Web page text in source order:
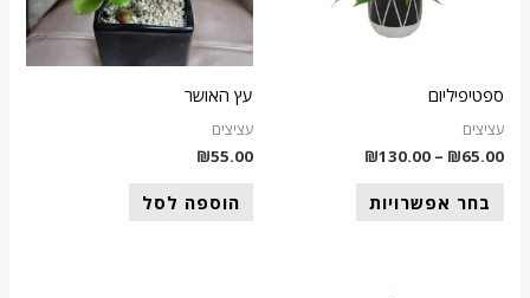
ספטיפיליום
עציצים
₪65.00
–
₪130.00
בחר אפשרויות
ניתן
עץ האושר
עציצים
₪55.00
הוספה לסל